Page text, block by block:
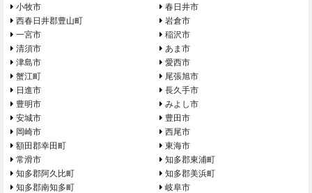
小牧市
春日井市
西春日井郡豊山町
岩倉市
一宮市
稲沢市
清須市
あま市
津島市
愛西市
蟹江町
尾張旭市
日進市
長久手市
豊明市
みよし市
安城市
豊田市
岡崎市
西尾市
額田郡幸田町
東海市
常滑市
知多郡東浦町
知多郡阿久比町
知多郡美浜町
知多郡南知多町
岐阜市